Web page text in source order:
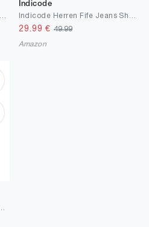
Indicode
29.99 € 49.99
Amazon